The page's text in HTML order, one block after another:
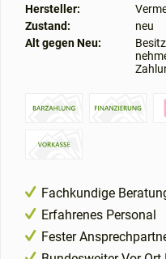
Hersteller:
Zustand:
neu
Alt gegen Neu:
Fachkundige
Erfahrenes Personal
Fester